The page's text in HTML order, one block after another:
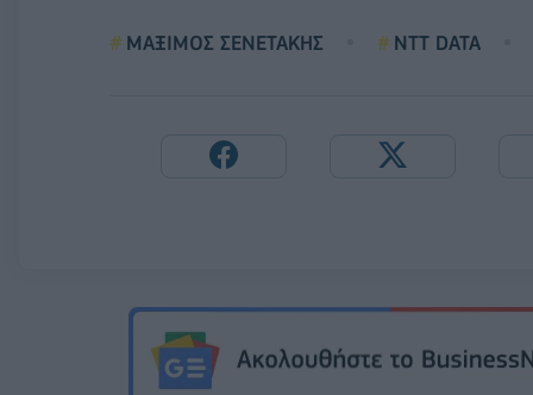
ΜΑΞΙΜΟΣ ΣΕΝΕΤΑΚΗΣ NTT DATA